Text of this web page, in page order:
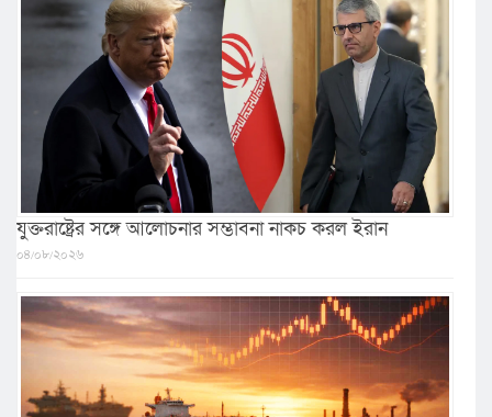
যুক্তরাষ্ট্রের সঙ্গে আলোচনার সম্ভাবনা নাকচ করল ইরান
০৪/০৮/২০২৬